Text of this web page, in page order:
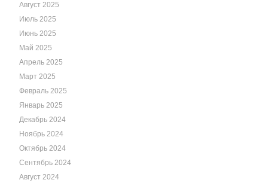
Август 2025
Июль 2025
Июнь 2025
Май 2025
Апрель 2025
Март 2025
Февраль 2025
Январь 2025
Декабрь 2024
Ноябрь 2024
Октябрь 2024
Сентябрь 2024
Август 2024